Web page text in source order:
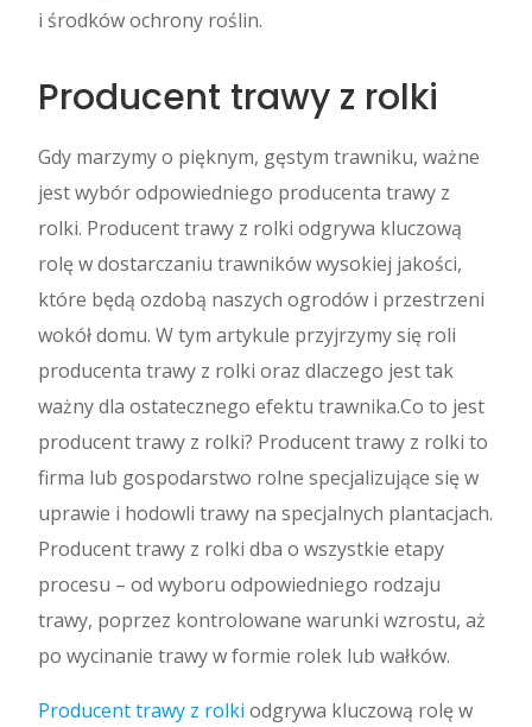
i środków ochrony roślin.
Producent trawy z rolki
Gdy marzymy o pięknym, gęstym trawniku, ważne
jest wybór odpowiedniego producenta trawy z
rolki. Producent trawy z rolki odgrywa kluczową
rolę w dostarczaniu trawników wysokiej jakości,
które będą ozdobą naszych ogrodów i przestrzeni
wokół domu. W tym artykule przyjrzymy się roli
producenta trawy z rolki oraz dlaczego jest tak
ważny dla ostatecznego efektu trawnika.Co to jest
producent trawy z rolki? Producent trawy z rolki to
firma lub gospodarstwo rolne specjalizujące się w
uprawie i hodowli trawy na specjalnych plantacjach.
Producent trawy z rolki dba o wszystkie etapy
procesu – od wyboru odpowiedniego rodzaju
trawy, poprzez kontrolowane warunki wzrostu, aż
po wycinanie trawy w formie rolek lub wałków.
Producent trawy z rolki odgrywa kluczową rolę w